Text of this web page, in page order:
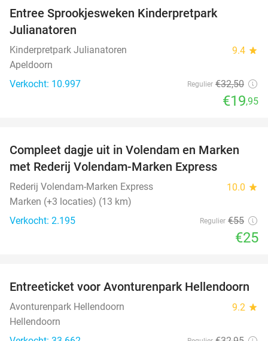
Entree Sprookjesweken Kinderpretpark
Julianatoren
Kinderpretpark Julianatoren 9.4 star
Apeldoorn
Verkocht: 10.997
Regulier €32,50
€19,95
55%
Compleet dagje uit in Volendam en Marken
met Rederij Volendam-Marken Express
Rederij Volendam-Marken Express 10.0 star
Marken (+3 locaties) (13 km)
Verkocht: 2.195
Regulier €55
€25
41%
Entreeticket voor Avonturenpark Hellendoorn
Avonturenpark Hellendoorn 9.2 star
Hellendoorn